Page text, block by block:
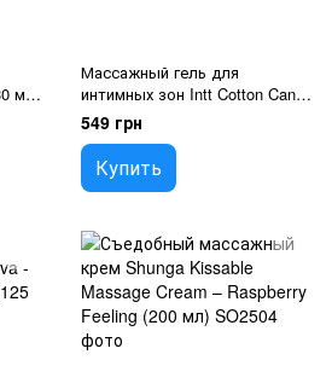
мл)
Массажный гель для
интимных зон Intt Cotton Candy
(30 мл)
549 грн
Купить